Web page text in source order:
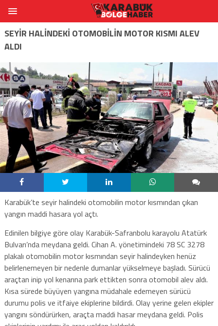
SEYİR HALİNDEKİ OTOMOBİLİN MOTOR KISMI ALEV
ALDI
Karabük’te seyir halindeki otomobilin motor kısmından çıkan
yangın maddi hasara yol açtı.
Edinilen bilgiye göre olay Karabük-Safranbolu karayolu Atatürk
Bulvarı’nda meydana geldi. Cihan A. yönetimindeki 78 SC 3278
plakalı otomobilin motor kısmından seyir halindeyken henüz
belirlenemeyen bir nedenle dumanlar yükselmeye başladı. Sürücü
araçtan inip yol kenarına park ettikten sonra otomobil alev aldı.
Kısa sürede büyüyen yangına müdahale edemeyen sürücü
durumu polis ve itfaiye ekiplerine bildirdi. Olay yerine gelen ekipler
yangını söndürürken, araçta maddi hasar meydana geldi. Polis